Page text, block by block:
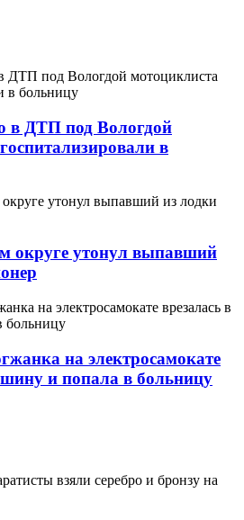
в ДТП под Вологдой
в
округе утонул выпавший
на электросамокате
и попала в больницу